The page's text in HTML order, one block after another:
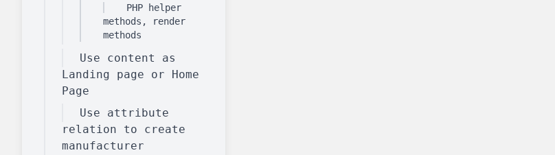
⟶ découvrir l'extension
PHP helper
methods, render
methods
Use content as
Landing page or Home
Page
Use attribute
relation to create
manufacturer